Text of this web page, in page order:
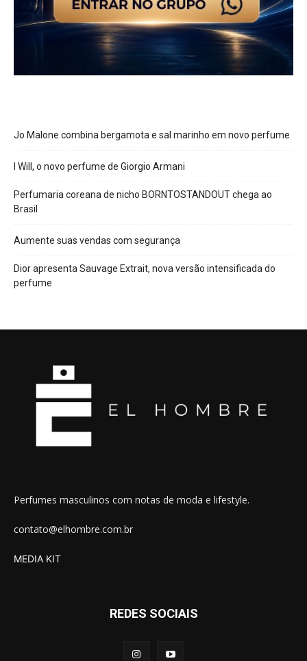
Jo Malone combina bergamota e sal marinho em novo perfume
I Will, o novo perfume de Giorgio Armani
Perfumaria coreana de nicho BORNTOSTANDOUT chega ao
Brasil
Aumente suas vendas com segurança
Dior apresenta Sauvage Extrait, nova versão intensificada do
perfume
Perfumes masculinos com notas de moda e lifestyle.
contato@elhombre.com.br
MEDIA KIT
REDES SOCIAIS